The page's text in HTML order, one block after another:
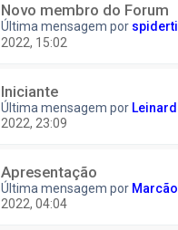
Novo membro do Forum
Última mensagem por
2022, 15:02
Iniciante
Última mensagem por
2022, 23:09
Apresentação
Última mensagem por
2022, 04:04